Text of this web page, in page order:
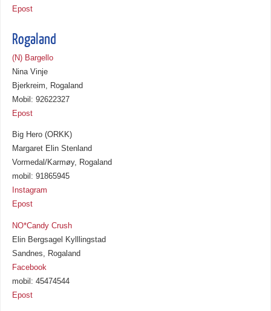
Epost
Rogaland
(N) Bargello
Nina Vinje
Bjerkreim, Rogaland
Mobil: 92622327
Epost
Big Hero (ORKK)
Margaret Elin Stenland
Vormedal/Karmøy, Rogaland
mobil: 91865945
Instagram
Epost
NO*Candy Crush
Elin Bergsagel Kylllingstad
Sandnes, Rogaland
Facebook
mobil: 45474544
Epost